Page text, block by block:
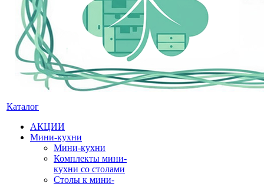
Каталог
АКЦИИ
Мини-кухни
Мини-кухни
Комплекты мини-
кухни со столами
Столы к мини-